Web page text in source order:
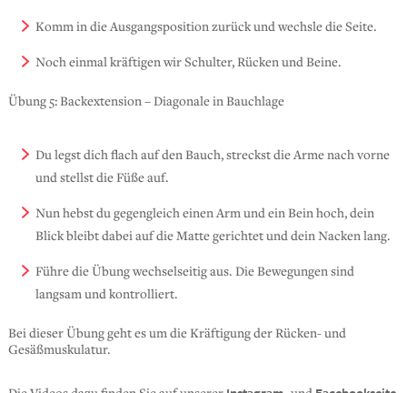
Komm in die Ausgangsposition zurück und wechsle die Seite.
Noch einmal kräftigen wir Schulter, Rücken und Beine.
Übung 5: Backextension – Diagonale in Bauchlage
Du legst dich flach auf den Bauch, streckst die Arme nach vorne
und stellst die Füße auf.
Nun hebst du gegengleich einen Arm und ein Bein hoch, dein
Blick bleibt dabei auf die Matte gerichtet und dein Nacken lang.
Führe die Übung wechselseitig aus. Die Bewegungen sind
langsam und kontrolliert.
Bei dieser Übung geht es um die Kräftigung der Rücken- und
Gesäßmuskulatur.